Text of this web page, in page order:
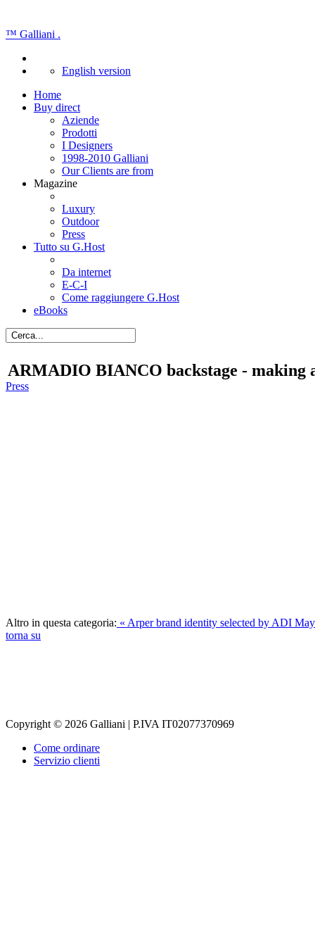
™ Galliani .
English version
Home
Buy direct
Aziende
Prodotti
I Designers
1998-2010 Galliani
Our Clients are from
Magazine
Luxury
Outdoor
Press
Tutto su G.Host
Da internet
E-C-I
Come raggiungere G.Host
eBooks
ARMADIO BIANCO backstage - making
Press
Altro in questa categoria: « Arper brand identity selected by ADI
torna su
Copyright © 2026 Galliani | P.IVA IT02077370969
Come ordinare
Servizio clienti